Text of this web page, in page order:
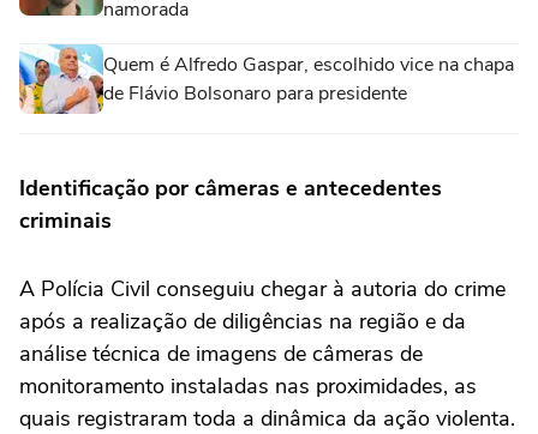
namorada
Quem é Alfredo Gaspar, escolhido vice na chapa
de Flávio Bolsonaro para presidente
Identificação por câmeras e antecedentes
criminais
A Polícia Civil conseguiu chegar à autoria do crime
após a realização de diligências na região e da
análise técnica de imagens de câmeras de
monitoramento instaladas nas proximidades, as
quais registraram toda a dinâmica da ação violenta.